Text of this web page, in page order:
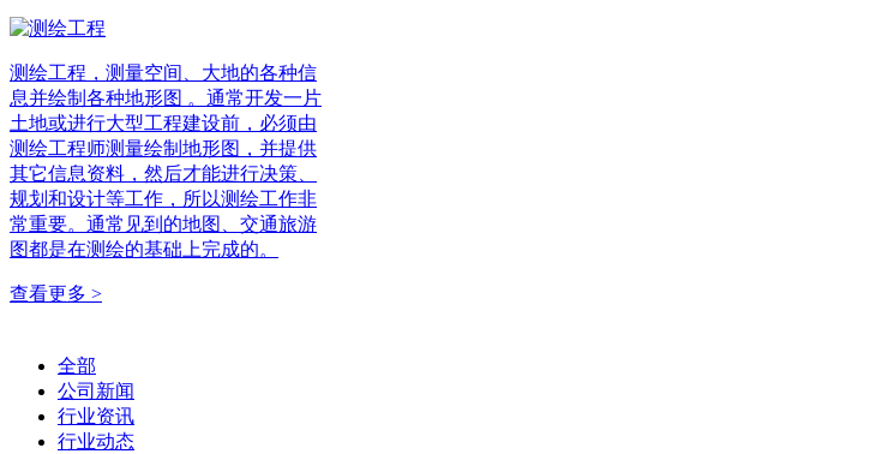
测绘工程，测量空间、大地的各种信
息并绘制各种地形图 。通常开发一片
土地或进行大型工程建设前，必须由
测绘工程师测量绘制地形图，并提供
其它信息资料，然后才能进行决策、
规划和设计等工作，所以测绘工作非
常重要。通常见到的地图、交通旅游
图都是在测绘的基础上完成的。
查看更多 >
全部
公司新闻
行业资讯
行业动态